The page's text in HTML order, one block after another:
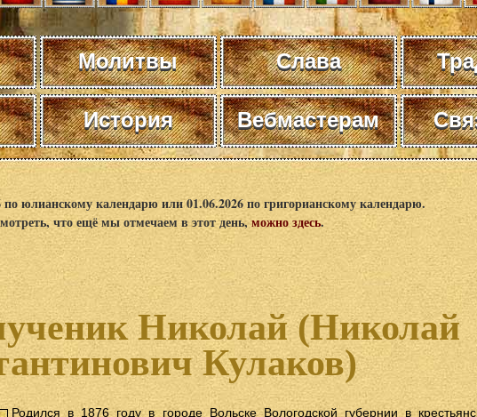
Молитвы Слава
История Вебмастерам
по юлианскому календарю или 01.06.2026 по григорианскому календарю.
что ещё мы отмечаем в этот день,можно здесь.
Николай (Николай
Кулаков)
Родился в 1876 году в городе Вольске Вологодской губернии в